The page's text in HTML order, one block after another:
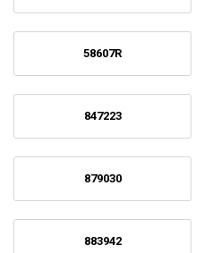
58607R
847223
879030
883942